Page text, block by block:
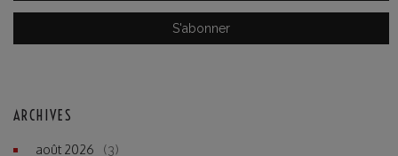
ARCHIVES
août 2026 (3)